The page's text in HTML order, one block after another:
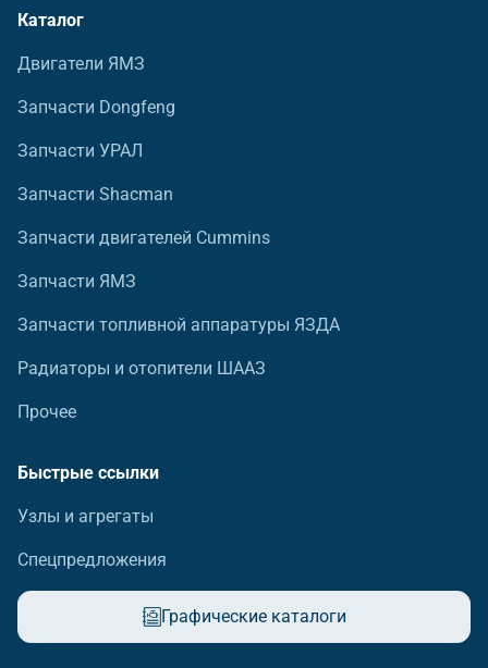
Каталог
Двигатели ЯМЗ
Запчасти Dongfeng
Запчасти УРАЛ
Запчасти Shacman
Запчасти двигателей Cummins
Запчасти ЯМЗ
Запчасти топливной аппаратуры ЯЗДА
Радиаторы и отопители ШААЗ
Прочее
Быстрые ссылки
Узлы и агрегаты
Спецпредложения
Графические каталоги